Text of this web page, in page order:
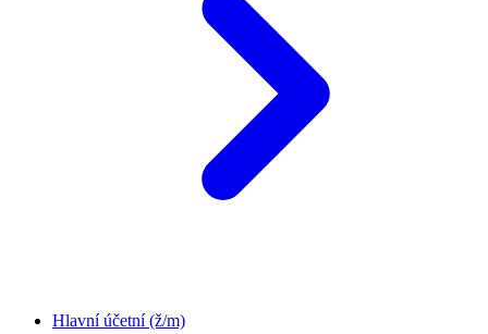
Hlavní účetní (ž/m)